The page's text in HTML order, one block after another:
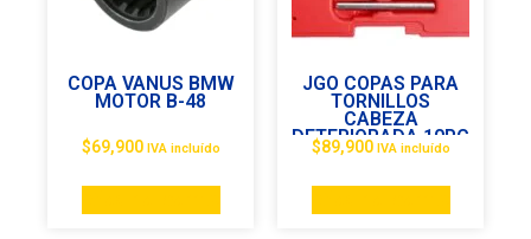
COPA VANUS BMW
MOTOR B-48
$69,900 IVA incluído
JGO COPAS PARA
TORNILLOS
CABEZA
DETERIORADA 10PC
3/8
$89,900 IVA incluído